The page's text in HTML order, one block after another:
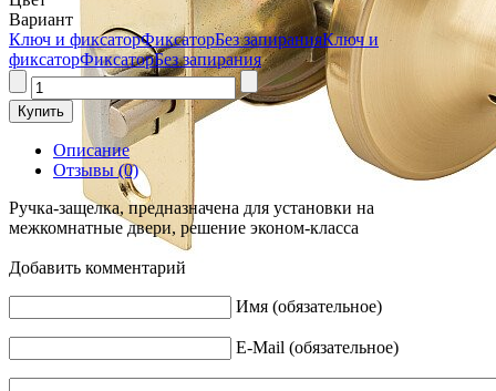
Вариант
Ключ и фиксаторФиксаторБез запиранияКлюч и
фиксаторФиксаторБез запирания
Описание
Отзывы (0)
Ручка-защелка, предназначена для установки на
межкомнатные двери, решение эконом-класса
Добавить комментарий
Имя (обязательное)
E-Mail (обязательное)